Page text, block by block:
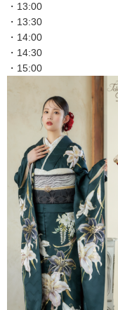
・13:00
・13:30
・14:00
・14:30
・15:00